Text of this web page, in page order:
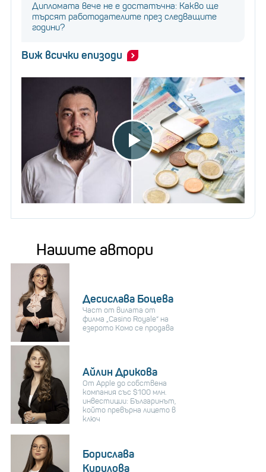
Дипломата вече не е достатъчна: Какво ще
търсят работодателите през следващите
години?
Виж всички епизоди
Нашите автори
Десислава Боцева
Част от вилата от
филма „Casino Royale“ на
езерото Комо се продава
Айлин Дрикова
От Apple до собствена
компания със $100 млн.
инвестиции: Българинът,
който превърна лицето в
ключ
Борислава
Кирилова